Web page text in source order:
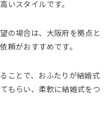
いスタイルです。
の場合は、大阪府を拠点と
頼がおすすめです。
ことで、おふたりが結婚式
もらい、柔軟に結婚式をつ